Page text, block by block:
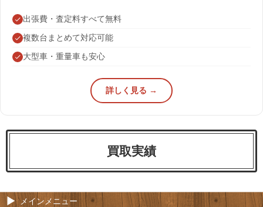
出張費・査定料すべて無料
複数台まとめて対応可能
大型車・重量車も安心
詳しく見る →
買取実績
メインメニュー